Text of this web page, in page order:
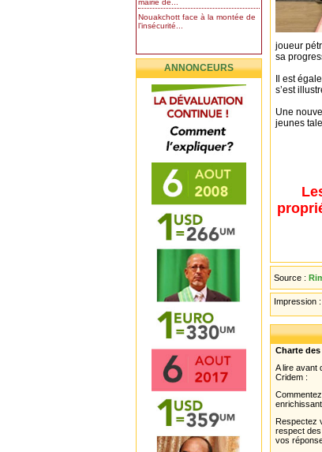
mairie de...
Nouakchott face à la montée de
l’insécurité...
ANNONCEURS
joueur
sa
Il est
s’est
Une
jeunes
Source :
Impression :
Charte
A lire avant
Cridem :
Respectez
respect
vos